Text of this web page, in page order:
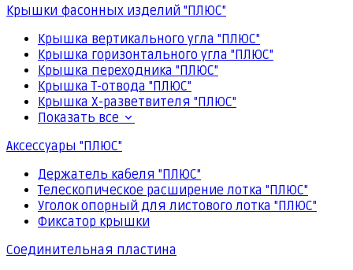
Крышки фасонных изделий "ПЛЮС"
Крышка вертикального угла "ПЛЮС"
Крышка горизонтального угла "ПЛЮС"
Крышка переходника "ПЛЮС"
Крышка Т-отвода "ПЛЮС"
Крышка Х-разветвителя "ПЛЮС"
Показать все
Аксессуары "ПЛЮС"
Держатель кабеля "ПЛЮС"
Телескопическое расширение лотка "ПЛЮС"
Уголок опорный для листового лотка "ПЛЮС"
Фиксатор крышки
Соединительная пластина